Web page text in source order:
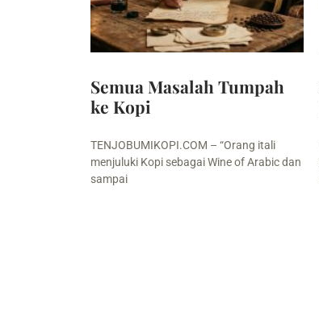
Semua Masalah Tumpah
ke Kopi
TENJOBUMIKOPI.COM – “Orang itali
menjuluki Kopi sebagai Wine of Arabic dan
sampai